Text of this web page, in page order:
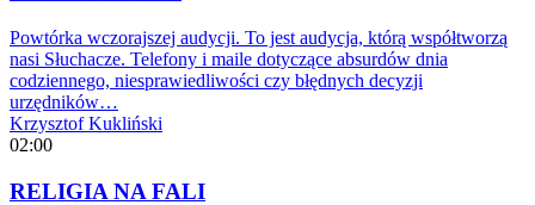
Powtórka wczorajszej audycji. To jest audycja, którą współtworzą
nasi Słuchacze. Telefony i maile dotyczące absurdów dnia
codziennego, niesprawiedliwości czy błędnych decyzji
urzędników…
Krzysztof Kukliński
02:00
RELIGIA NA FALI